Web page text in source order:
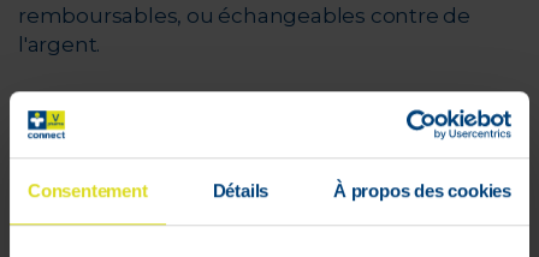
Consentement Détails À propos des cookies
remboursables, ou échangeables contre de
l'argent.
Mon compte